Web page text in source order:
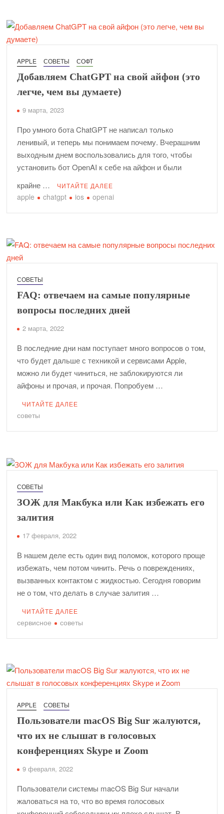
APPLE СОВЕТЫ СОФТ
Добавляем ChatGPT на свой айфон (это
легче, чем вы думаете)
9 марта, 2023
Про умного бота ChatGPT не написал только
ленивый, и теперь мы понимаем почему. Вчерашним
выходным днем воспользовались для того, чтобы
установить бот OpenAI к себе на айфон и были
крайне …
ЧИТАЙТЕ ДАЛЕЕ
apple chatgpt ios openai
СОВЕТЫ
FAQ: отвечаем на самые популярные
вопросы последних дней
2 марта, 2022
В последние дни нам поступает много вопросов о том,
что будет дальше с техникой и сервисами Apple,
можно ли будет чиниться, не заблокируются ли
айфоны и прочая, и прочая. Попробуем …
ЧИТАЙТЕ ДАЛЕЕ
советы
СОВЕТЫ
ЗОЖ для Макбука или Как избежать его
залития
17 февраля, 2022
В нашем деле есть один вид поломок, которого проще
избежать, чем потом чинить. Речь о повреждениях,
вызванных контактом с жидкостью. Сегодня говорим
не о том, что делать в случае залития …
ЧИТАЙТЕ ДАЛЕЕ
сервисное советы
APPLE СОВЕТЫ
Пользователи macOS Big Sur жалуются,
что их не слышат в голосовых
конференциях Skype и Zoom
9 февраля, 2022
Пользователи системы macOS Big Sur начали
жаловаться на то, что во время голосовых